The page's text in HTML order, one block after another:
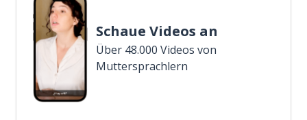
Schaue Videos an
Über 48.000 Videos von
Muttersprachlern